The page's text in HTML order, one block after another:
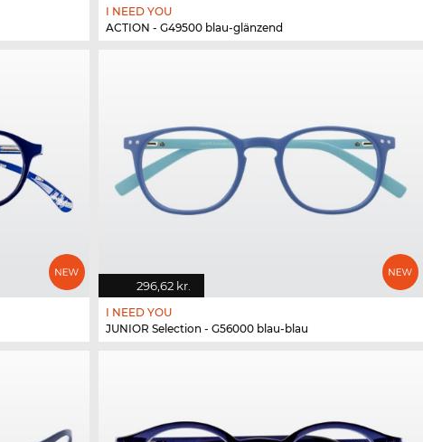
I NEED YOU
ACTION - G49500 blau-glänzend
296,62 kr.
I NEED YOU
JUNIOR Selection - G56000 blau-blau